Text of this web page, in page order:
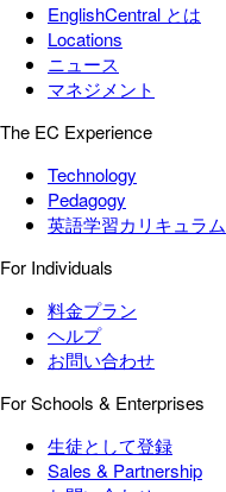
EnglishCentral とは
Locations
ニュース
マネジメント
The EC Experience
Technology
Pedagogy
英語学習カリキュラム
For Individuals
料金プラン
ヘルプ
お問い合わせ
For Schools & Enterprises
生徒として登録
Sales & Partnership